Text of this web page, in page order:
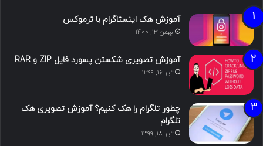
آموزش هک اینستاگرام با ترموکس
بهمن ۱۳, ۱۴۰۰
آموزش تصویری شکستن پسورد فایل ZIP و RAR
تیر ۱۶, ۱۳۹۹
چطور تلگرام را هک کنیم؟ آموزش تصویری هک
تلگرام
تیر ۱۸, ۱۳۹۹